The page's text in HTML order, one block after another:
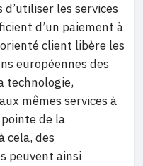
les services
d’un paiement à
client libère les
européennes des
technologie,
mêmes services à
de la
cela, des
peuvent ainsi